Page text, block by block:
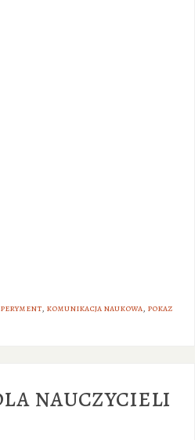
, komunikacja naukowa, pokaz
nauczycieli